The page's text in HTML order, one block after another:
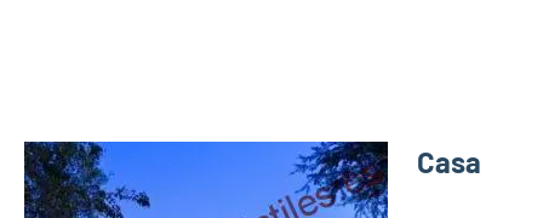
Casa